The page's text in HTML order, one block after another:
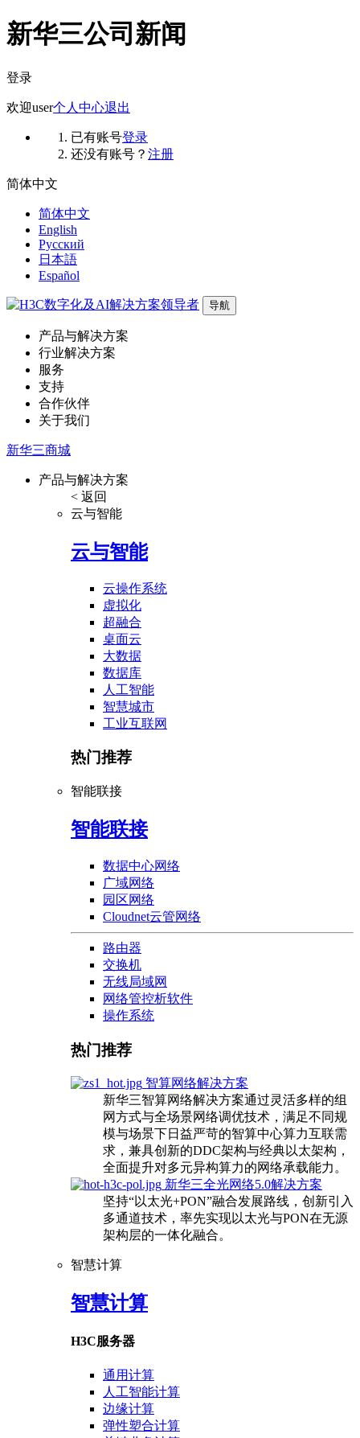
新华三公司新闻
登录
欢迎user个人中心退出
已有账号登录
还没有账号？ 注册
简体中文
简体中文
English
Русский
日本語
Español
导航
产品与解决方案
行业解决方案
服务
支持
合作伙伴
关于我们
新华三商城
产品与解决方案
< 返回
云与智能
云与智能
云操作系统
虚拟化
超融合
桌面云
大数据
数据库
人工智能
智慧城市
工业互联网
热门推荐
智能联接
智能联接
数据中心网络
广域网络
园区网络
Cloudnet云管网络
路由器
交换机
无线局域网
网络管控析软件
操作系统
热门推荐
智算网络解决方案
新华三智算网络解决方案通过灵活多样的组
网方式与全场景网络调优技术，满足不同规
模与场景下日益严苛的智算中心算力互联需
求，兼具创新的DDC架构与经典以太架构，
全面提升对多元异构算力的网络承载能力。
新华三全光网络5.0解决方案
坚持“以太光+PON”融合发展路线，创新引入
多通道技术，率先实现以太光与PON在无源
架构层的一体化融合。
智慧计算
智慧计算
H3C服务器
通用计算
人工智能计算
边缘计算
弹性塑合计算